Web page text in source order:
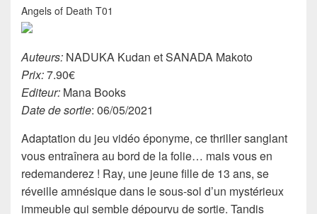
Angels of Death T01
Auteurs: NADUKA Kudan et SANADA Makoto
Prix:7.90€
Editeur: Mana Books
Date de sortie: 06/05/2021
Adaptation du jeu vidéo éponyme, ce thriller sanglant
vous entraînera au bord de la folie… mais vous en
redemanderez ! Ray, une jeune fille de 13 ans, se
réveille amnésique dans le sous-sol d’un mystérieux
immeuble qui semble dépourvu de sortie. Tandis